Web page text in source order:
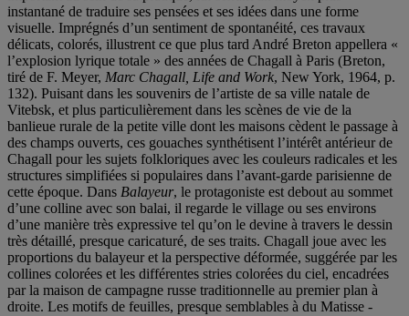
instantané de traduire ses pensées et ses idées dans une forme
visuelle. Imprégnés d’un sentiment de spontanéité, ces travaux
délicats, colorés, illustrent ce que plus tard André Breton appellera «
l’explosion lyrique totale » des années de Chagall à Paris (Breton,
tiré de F. Meyer, Marc Chagall, Life and Work, New York, 1964, p.
132). Puisant dans les souvenirs de l’artiste de sa ville natale de
Vitebsk, et plus particulièrement dans les scènes de vie de la
banlieue rurale de la petite ville dont les maisons cèdent le passage à
des champs ouverts, ces gouaches synthétisent l’intérêt antérieur de
Chagall pour les sujets folkloriques avec les couleurs radicales et les
structures simplifiées si populaires dans l’avant-garde parisienne de
cette époque. Dans Balayeur, le protagoniste est debout au sommet
d’une colline avec son balai, il regarde le village ou ses environs
d’une manière très expressive tel qu’on le devine à travers le dessin
très détaillé, presque caricaturé, de ses traits. Chagall joue avec les
proportions du balayeur et la perspective déformée, suggérée par les
collines colorées et les différentes stries colorées du ciel, encadrées
par la maison de campagne russe traditionnelle au premier plan à
droite. Les motifs de feuilles, presque semblables à du Matisse -